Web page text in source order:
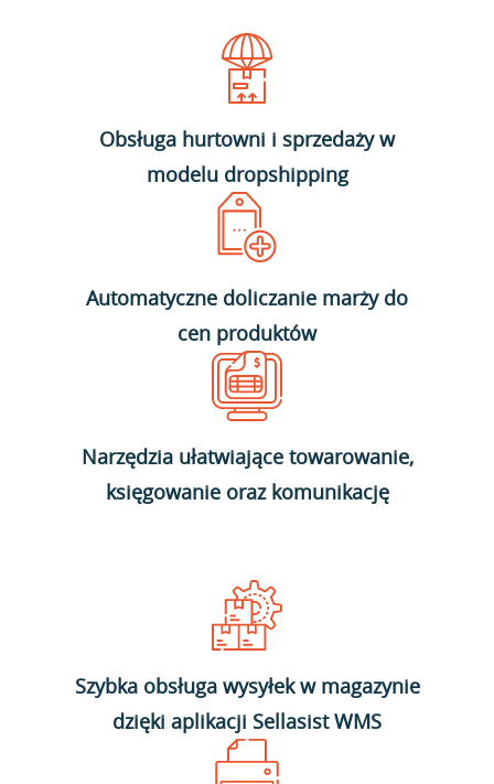
Obsługa hurtowni i sprzedaży w
modelu dropshipping
Automatyczne doliczanie marży do
cen produktów
Narzędzia ułatwiające towarowanie,
księgowanie oraz komunikację
Szybka obsługa wysyłek w magazynie
dzięki aplikacji Sellasist WMS